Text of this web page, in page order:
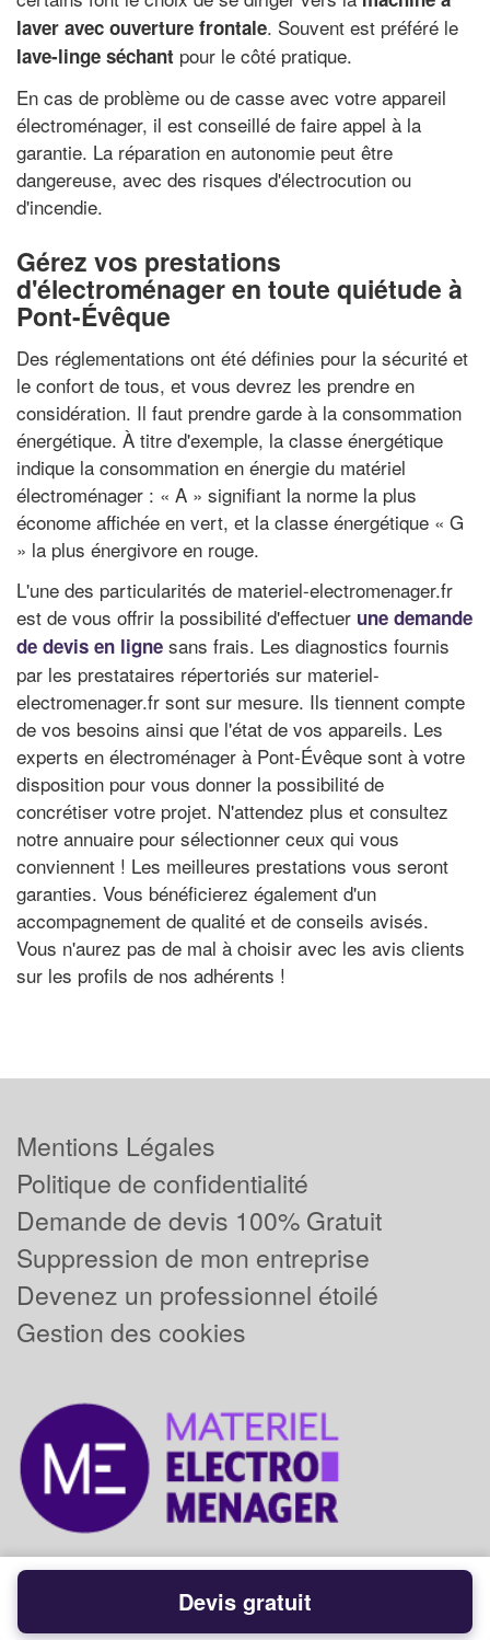
laver avec ouverture frontale. Souvent est préféré le
lave-linge séchant pour le côté pratique.
En cas de problème ou de casse avec votre appareil
électroménager, il est conseillé de faire appel à la
garantie. La réparation en autonomie peut être
dangereuse, avec des risques d'électrocution ou
d'incendie.
Gérez vos prestations
d'électroménager en toute quiétude à
Pont-Évêque
Des réglementations ont été définies pour la sécurité et
le confort de tous, et vous devrez les prendre en
considération. Il faut prendre garde à la consommation
énergétique. À titre d'exemple, la classe énergétique
indique la consommation en énergie du matériel
électroménager : « A » signifiant la norme la plus
économe affichée en vert, et la classe énergétique « G
» la plus énergivore en rouge.
L'une des particularités de materiel-electromenager.fr
est de vous offrir la possibilité d'effectuer une demande
de devis en ligne sans frais. Les diagnostics fournis
par les prestataires répertoriés sur materiel-
electromenager.fr sont sur mesure. Ils tiennent compte
de vos besoins ainsi que l'état de vos appareils. Les
experts en électroménager à Pont-Évêque sont à votre
disposition pour vous donner la possibilité de
concrétiser votre projet. N'attendez plus et consultez
notre annuaire pour sélectionner ceux qui vous
conviennent ! Les meilleures prestations vous seront
garanties. Vous bénéficierez également d'un
accompagnement de qualité et de conseils avisés.
Vous n'aurez pas de mal à choisir avec les avis clients
sur les profils de nos adhérents !
Mentions Légales
Politique de confidentialité
Demande de devis 100% Gratuit
Suppression de mon entreprise
Devenez un professionnel étoilé
Gestion des cookies
Powered byPlus que pro
Devis gratuit